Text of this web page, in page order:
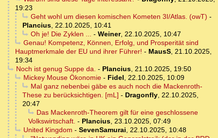
19:23
Geht wohl um diesen komischen Kometen 3I/Atlas. (owT) -
Plancius, 22.10.2025, 10:41
Oh je! Die Zyklen ... - Weiner, 22.10.2025, 10:47
Genau! Kompetenz, Können, Erfolg, und Prosperität sind
Hauptmerkmale der EU und ihrer Führer! - MausS, 21.10.2025,
19:34
Noch ist genug Suppe da. - Plancius, 21.10.2025, 19:50
Mickey Mouse Ökonomie- Fidel, 22.10.2025, 10:09
Mal ganz nebenbei gäbe es auch noch die Mackenroth-
These zu berücksichtigen. [mL] - Dragonfly, 22.10.2025,
20:47
Das Mackenroth-Theorem gilt für eine geschlossene
Volkswirtschaft. - Plancius, 23.10.2025, 07:49
United Kingdom - SevenSamurai, 22.10.2025, 10:48